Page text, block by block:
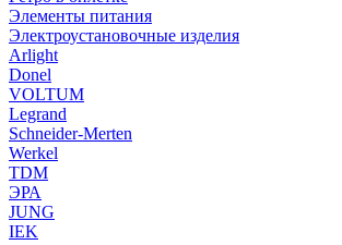
Элементы питания
Электроустановочные изделия
Arlight
Donel
VOLTUM
Legrand
Schneider-Merten
Werkel
TDM
ЭРА
JUNG
IEK